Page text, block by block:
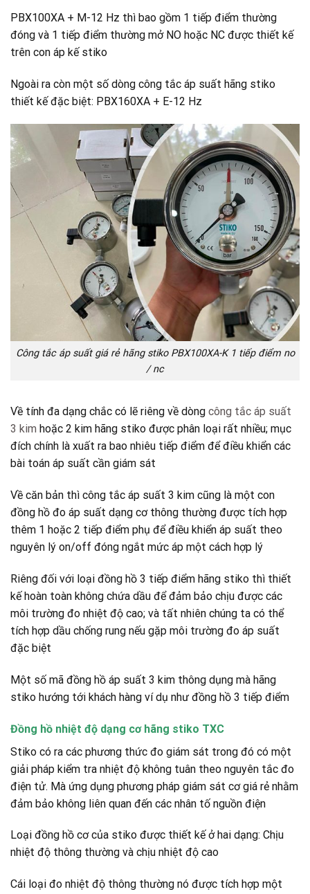
PBX100XA + M-12 Hz thì bao gồm 1 tiếp điểm thường
đóng và 1 tiếp điểm thường mở NO hoặc NC được thiết kế
trên con áp kế stiko
Ngoài ra còn một số dòng công tắc áp suất hãng stiko
thiết kế đặc biệt: PBX160XA + E-12 Hz
Công tắc áp suất giá rẻ hãng stiko PBX100XA-K 1 tiếp điểm no
/ nc
Về tính đa dạng chắc có lẽ riêng về dòng công tắc áp suất
3 kim hoặc 2 kim hãng stiko được phân loại rất nhiều; mục
đích chính là xuất ra bao nhiêu tiếp điểm để điều khiển các
bài toán áp suất cần giám sát
Về căn bản thì công tắc áp suất 3 kim cũng là một con
đồng hồ đo áp suất dạng cơ thông thường được tích hợp
thêm 1 hoặc 2 tiếp điểm phụ để điều khiển áp suất theo
nguyên lý on/off đóng ngắt mức áp một cách hợp lý
Riêng đối với loại đồng hồ 3 tiếp điểm hãng stiko thì thiết
kế hoàn toàn không chứa dầu để đảm bảo chịu được các
môi trường đo nhiệt độ cao; và tất nhiên chúng ta có thể
tích hợp dầu chống rung nếu gặp môi trường đo áp suất
đặc biệt
Một số mã đồng hồ áp suất 3 kim thông dụng mà hãng
stiko hướng tới khách hàng ví dụ như đồng hồ 3 tiếp điểm
Đồng hồ nhiệt độ dạng cơ hãng stiko TXC
Stiko có ra các phương thức đo giám sát trong đó có một
giải pháp kiểm tra nhiệt độ không tuân theo nguyên tắc đo
điện tử. Mà ứng dụng phương pháp giám sát cơ giá rẻ nhằm
đảm bảo không liên quan đến các nhân tố nguồn điện
Loại đồng hồ cơ của stiko được thiết kế ở hai dạng: Chịu
nhiệt độ thông thường và chịu nhiệt độ cao
Cái loại đo nhiệt độ thông thường nó được tích hợp một